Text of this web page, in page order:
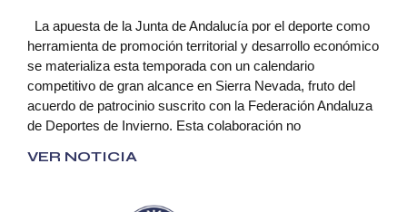
La apuesta de la Junta de Andalucía por el deporte como
herramienta de promoción territorial y desarrollo económico
se materializa esta temporada con un calendario
competitivo de gran alcance en Sierra Nevada, fruto del
acuerdo de patrocinio suscrito con la Federación Andaluza
de Deportes de Invierno. Esta colaboración no
VER NOTICIA